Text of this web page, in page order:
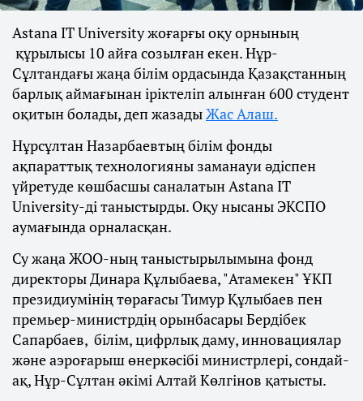
Astana IT University жоғарғы оқу орнының
құрылысы 10 айға созылған екен. Нұр-
Сұлтандағы жаңа білім ордасында Қазақстанның
барлық аймағынан іріктеліп алынған 600 студент
оқитын болады, деп жазадыЖас Алаш.
Нұрсұлтан Назарбаевтың білім фонды
ақпараттық технологияны заманауи әдіспен
үйретуде көшбасшы саналатын Astana IT
University-ді таныстырды. Оқу нысаны ЭКСПО
аумағында орналасқан.
Су жаңа ЖОО-ның таныстырылымына фонд
директоры Динара Құлыбаева, "Атамекен" ҰКП
президиумінің төрағасы Тимур Құлыбаев пен
премьер-министрдің орынбасары Бердібек
Сапарбаев, білім, цифрлық даму, инновациялар
және аэроғарыш өнеркәсібі министрлері, сондай-
ақ, Нұр-Сұлтан әкімі Алтай Көлгінов қатысты.